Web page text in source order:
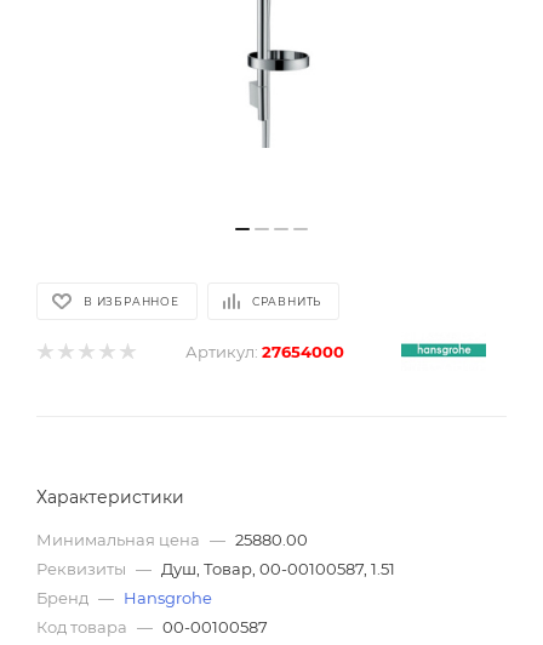
В ИЗБРАННОЕ СРАВНИТЬ
Артикул: 27654000
Характеристики
Минимальная цена — 25880.00
Реквизиты — Душ, Товар, 00-00100587, 1.51
Бренд — Hansgrohe
Код товара — 00-00100587